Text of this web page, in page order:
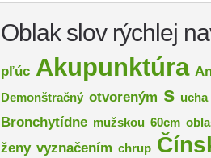
Oblak slov rýchlej
pľúc Akupunktúra
Demonštračný otvoreným s ucha
Bronchytídne mužskou 60cm
ženy vyznačením chrup